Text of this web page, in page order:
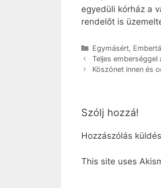
egyedüli kórház a
rendelőt is
Kategória
Egymásért,
Teljes emberséggel
Köszönet innen és
Szólj hozzá!
Hozzászólás
This site uses